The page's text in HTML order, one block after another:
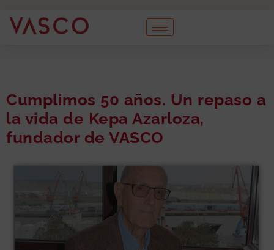
Cumplimos 50 años. Un repaso a
la vida de Kepa Azarloza,
fundador de VASCO